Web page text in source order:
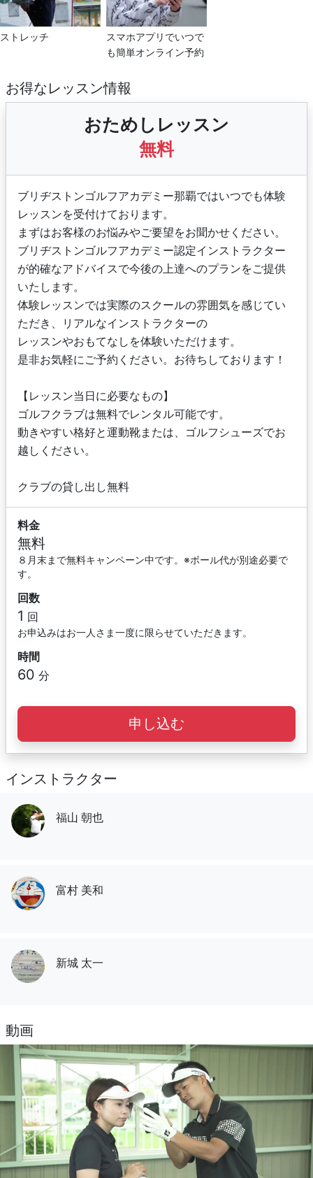
ストレッチ
スマホアプリでいつで
も簡単オンライン予約
お得なレッスン情報
おためしレッスン
無料
ブリヂストンゴルフアカデミー那覇ではいつでも体験
レッスンを受付けております。
まずはお客様のお悩みやご要望をお聞かせください。
ブリヂストンゴルフアカデミー認定インストラクター
が的確なアドバイスで今後の上達へのプランをご提供
いたします。
体験レッスンでは実際のスクールの雰囲気を感じてい
ただき、リアルなインストラクターの
レッスンやおもてなしを体験いただけます。
是非お気軽にご予約ください。お待ちしております！
【レッスン当日に必要なもの】
ゴルフクラブは無料でレンタル可能です。
動きやすい格好と運動靴または、ゴルフシューズでお
越しください。
クラブの貸し出し無料
料金
無料
８月末まで無料キャンペーン中です。※ボール代が別途必要で
す。
回数
1 回
お申込みはお一人さま一度に限らせていただきます。
時間
60 分
申し込む
インストラクター
福山 朝也
富村 美和
新城 太一
動画